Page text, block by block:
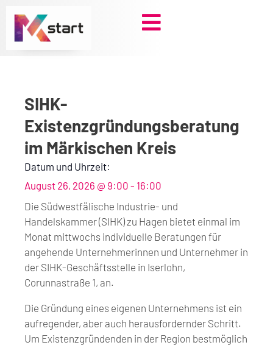
Inhalt
springen
SIHK-
Existenzgründungsberatung
im Märkischen Kreis
Datum und Uhrzeit:
August 26, 2026 @ 9:00 - 16:00
Die Südwestfälische Industrie- und
Handelskammer (SIHK) zu Hagen bietet einmal im
Monat mittwochs individuelle Beratungen für
angehende Unternehmerinnen und Unternehmer in
der SIHK-Geschäftsstelle in Iserlohn,
Corunnastraße 1, an.
Die Gründung eines eigenen Unternehmens ist ein
aufregender, aber auch herausfordernder Schritt.
Um Existenzgründenden in der Region bestmöglich